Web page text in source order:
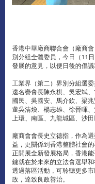
香港中華廠商聯合會（廠商
別分組全體委員，今日（11
發展的意見，以便日後的倡
工業界（第二）界別分組選
遠名譽會長陳永棋、吳宏斌
國民、吳國安、馬介欽、梁
董吳清煥、楊志雄、徐晉暉
上環、南區、九龍城區、沙田
廠商會會長史立德指，作為
益，更關係到香港整體社會
正開展全新發展格局，香港
鍵就在於未來的立法會選舉
透過落區活動，可聆聽更多
政，達致良政善治。